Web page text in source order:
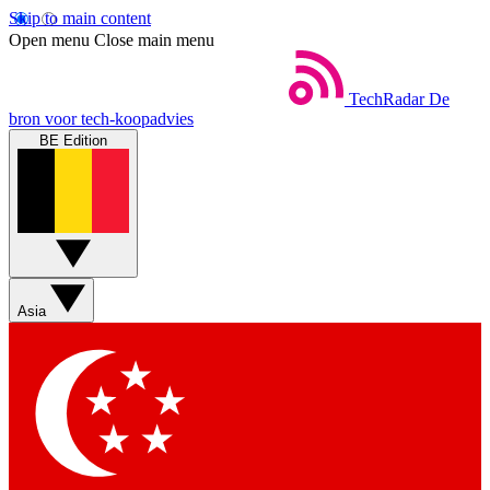
Skip to main content
Open menu Close main menu
TechRadar De
bron voor tech-koopadvies
BE Edition
Asia